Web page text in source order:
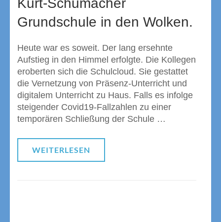
Grundschule in den Wolken.
Heute war es soweit. Der lang ersehnte
Aufstieg in den Himmel erfolgte. Die Kollegen
eroberten sich die Schulcloud. Sie gestattet
die Vernetzung von Präsenz-Unterricht und
digitalem Unterricht zu Haus. Falls es infolge
steigender Covid19-Fallzahlen zu einer
temporären Schließung der Schule …
WEITERLESEN